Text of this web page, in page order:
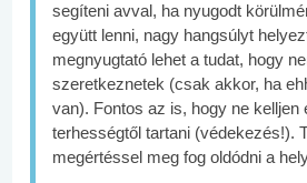
segíteni avval, ha nyugodt
együtt lenni, nagy hangsúlyt
megnyugtató lehet a tudat, hogy
szeretkeznetek (csak akkor, ha
van). Fontos az is, hogy ne kelljen
terhességtől tartani (védekezés!).
megértéssel meg fog oldódni a